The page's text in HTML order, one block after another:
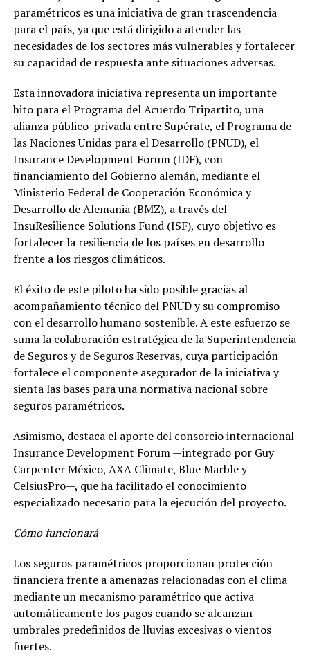
paramétricos es una iniciativa de gran trascendencia
para el país, ya que está dirigido a atender las
necesidades de los sectores más vulnerables y fortalecer
su capacidad de respuesta ante situaciones adversas.
Esta innovadora iniciativa representa un importante
hito para el Programa del Acuerdo Tripartito, una
alianza público-privada entre Supérate, el Programa de
las Naciones Unidas para el Desarrollo (PNUD), el
Insurance Development Forum (IDF), con
financiamiento del Gobierno alemán, mediante el
Ministerio Federal de Cooperación Económica y
Desarrollo de Alemania (BMZ), a través del
InsuResilience Solutions Fund (ISF), cuyo objetivo es
fortalecer la resiliencia de los países en desarrollo
frente a los riesgos climáticos.
El éxito de este piloto ha sido posible gracias al
acompañamiento técnico del PNUD y su compromiso
con el desarrollo humano sostenible. A este esfuerzo se
suma la colaboración estratégica de la Superintendencia
de Seguros y de Seguros Reservas, cuya participación
fortalece el componente asegurador de la iniciativa y
sienta las bases para una normativa nacional sobre
seguros paramétricos.
Asimismo, destaca el aporte del consorcio internacional
Insurance Development Forum —integrado por Guy
Carpenter México, AXA Climate, Blue Marble y
CelsiusPro—, que ha facilitado el conocimiento
especializado necesario para la ejecución del proyecto.
Cómo funcionará
Los seguros paramétricos proporcionan protección
financiera frente a amenazas relacionadas con el clima
mediante un mecanismo paramétrico que activa
automáticamente los pagos cuando se alcanzan
umbrales predefinidos de lluvias excesivas o vientos
fuertes.